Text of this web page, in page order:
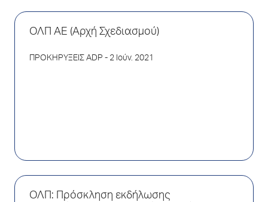
ΟΛΠ ΑΕ (Αρχή Σχεδιασμού)
ΠΡΟΚΗΡΥΞΕΙΣ ADP - 2 Ιούν. 2021
ΟΛΠ: Πρόσκληση εκδήλωσης